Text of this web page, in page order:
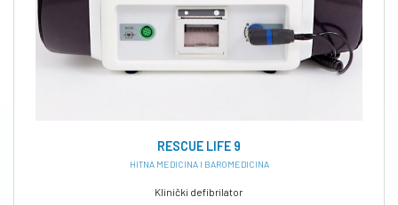
RESCUE LIFE 9
HITNA MEDICINA I BAROMEDICINA
Klinički defibrilator